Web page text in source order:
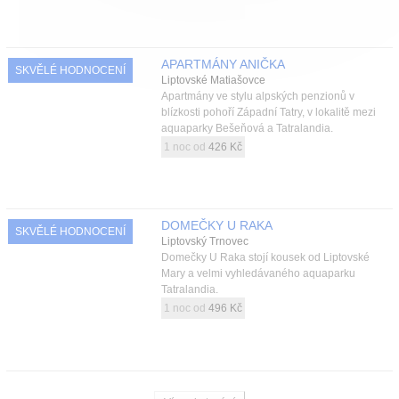
SKVĚLÉ HODNOCENÍ APARTMÁNY ANIČKA
Liptovské Matiašovce
Apartmány ve stylu alpských penzionů v
blízkosti pohoří Západní Tatry, v lokalitě mezi
aquaparky Bešeňová a Tatralandia.
1 noc od 426 Kč
SKVĚLÉ HODNOCENÍ DOMEČKY U RAKA
Liptovský Trnovec
Domečky U Raka stojí kousek od Liptovské
Mary a velmi vyhledávaného aquaparku
Tatralandia.
1 noc od 496 Kč